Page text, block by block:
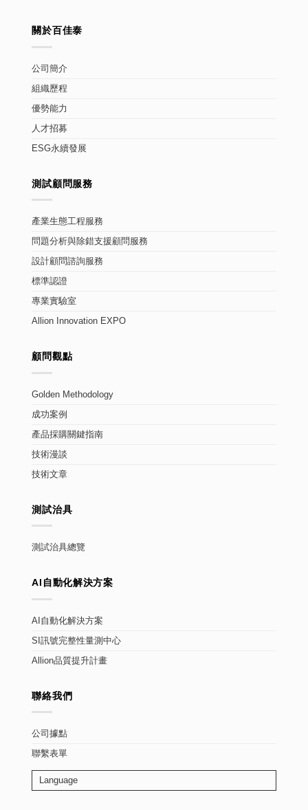
關於百佳泰
公司簡介
組織歷程
優勢能力
人才招募
ESG永續發展
測試顧問服務
產業生態工程服務
問題分析與除錯支援顧問服務
設計顧問諮詢服務
標準認證
專業實驗室
Allion Innovation EXPO
顧問觀點
Golden Methodology
成功案例
產品採購關鍵指南
技術漫談
技術文章
測試治具
測試治具總覽
AI自動化解決方案
AI自動化解決方案
SI訊號完整性量測中心
Allion品質提升計畫
聯絡我們
公司據點
聯繫表單
Language